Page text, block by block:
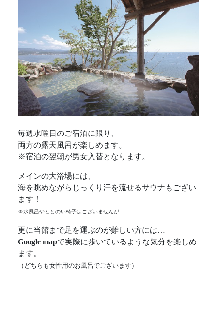
毎週水曜日のご宿泊に限り、
両方の露天風呂が楽しめます。
※宿泊の翌朝が男女入替となります。
メインの大浴場には、
海を眺めながらじっくり汗を流せるサウナもござい
ます！
※水風呂やととのい椅子はございませんが…
更に当館まで足を運ぶのが難しい方には…
Google mapで実際に歩いているような気分を楽しめ
ます。
（どちらも女性用のお風呂でございます）